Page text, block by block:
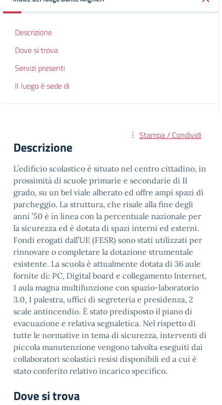
Descrizione
Dove si trova
Servizi presenti
Il luogo è sede di
Stampa / Condividi
Descrizione
L’edificio scolastico è situato nel centro cittadino, in
prossimità di scuole primarie e secondarie di II
grado, su un bel viale alberato ed offre ampi spazi di
parcheggio. La struttura, che risale alla fine degli
anni ’50 è in linea con la percentuale nazionale per
la sicurezza ed è dotata di spazi interni ed esterni.
Fondi erogati dall’UE (FESR) sono stati utilizzati per
rinnovare o completare la dotazione strumentale
esistente. La scuola è attualmente dotata di 36 aule
fornite di: PC, Digital board e collegamento Internet,
1 aula magna multifunzione con spazio-laboratorio
3.0, 1 palestra, uffici di segreteria e presidenza, 2
scale antincendio. È stato predisposto il piano di
evacuazione e relativa segnaletica. Nel rispetto di
tutte le normative in tema di sicurezza, interventi di
piccola manutenzione vengono talvolta eseguiti dai
collaboratori scolastici resisi disponibili ed a cui è
stato conferito relativo incarico specifico.
Dove si trova